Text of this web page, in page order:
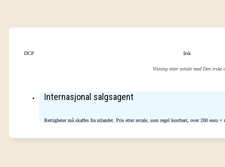
DCP Irsk
Visning etter avtale med Den
Internasjonal salgsagent
Rettigheter må skaffes fra utlandet. Pris etter avtale, som regel kostbart, over 200 euro